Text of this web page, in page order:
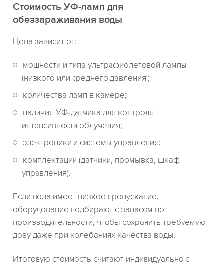
Стоимость УФ-ламп для
обеззараживания воды
Цена зависит от:
мощности и типа ультрафиолетовой лампы
(низкого или среднего давления);
количества ламп в камере;
наличия УФ‑датчика для контроля
интенсивности облучения;
электроники и системы управления;
комплектации (датчики, промывка, шкаф
управления).
Если вода имеет низкое пропускание,
оборудование подбирают с запасом по
производительности, чтобы сохранить требуемую
дозу даже при колебаниях качества воды.
Итоговую стоимость считают индивидуально с